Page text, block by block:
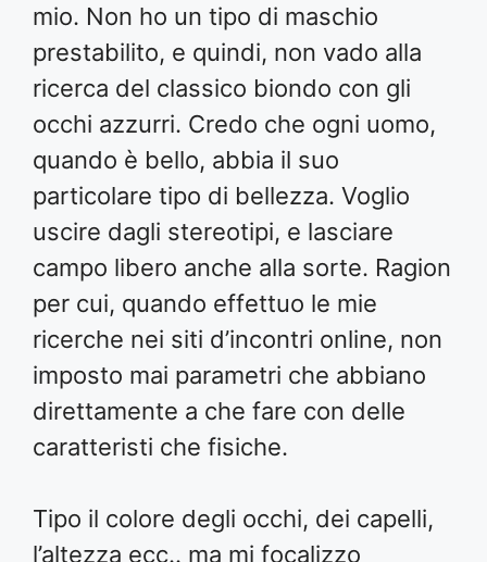
mio. Non ho un tipo di maschio
prestabilito, e quindi, non vado alla
ricerca del classico biondo con gli
occhi azzurri. Credo che ogni uomo,
quando è bello, abbia il suo
particolare tipo di bellezza. Voglio
uscire dagli stereotipi, e lasciare
campo libero anche alla sorte. Ragion
per cui, quando effettuo le mie
ricerche nei siti d’incontri online, non
imposto mai parametri che abbiano
direttamente a che fare con delle
caratteristi che fisiche.
Tipo il colore degli occhi, dei capelli,
l’altezza ecc.. ma mi focalizzo